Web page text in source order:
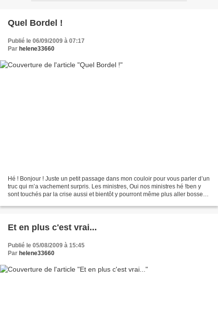
Quel Bordel !
Publié le 06/09/2009 à 07:17
Par helene33660
Hé ! Bonjour ! Juste un petit passage dans mon couloir pour vous parler d’un
truc qui m’a vachement surpris. Les ministres, Oui nos ministres hé !ben y
sont touchés par la crise aussi et bientôt y pourront même plus aller bosser
Et en plus c'est vrai...
Publié le 05/08/2009 à 15:45
Par helene33660